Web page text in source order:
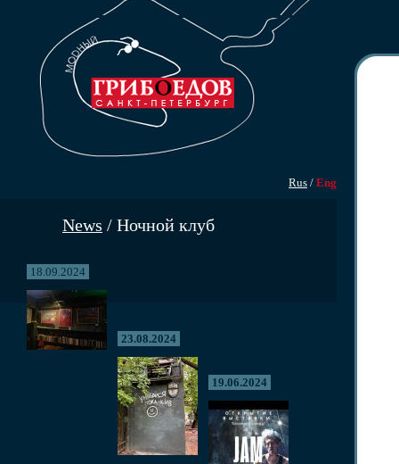
Rus / Eng
News / Ночной клуб
18.09.2024
23.08.2024
19.06.2024